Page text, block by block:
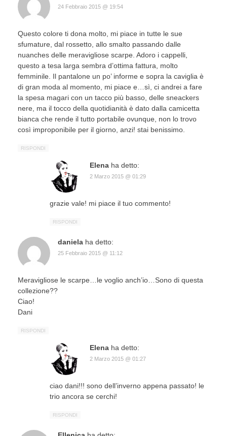
24 Febbraio 2015 @ 19:54
Questo colore ti dona molto, mi piace in tutte le sue
sfumature, dal rossetto, allo smalto passando dalle
nuanches delle meravigliose scarpe. Adoro i cappelli,
questo a tesa larga sembra d’ottima fattura, molto
femminile. Il pantalone un po’ informe e sopra la caviglia è
di gran moda al momento, mi piace e…sì, ci andrei a fare
la spesa magari con un tacco più basso, delle sneackers
nere, ma il tocco della quotidianità è dato dalla camicetta
bianca che rende il tutto portabile ovunque, non lo trovo
così improponibile per il giorno, anzi! stai benissimo.
RISPONDI
Elena ha detto:
2 Marzo 2015 @ 01:29
grazie vale! mi piace il tuo commento!
RISPONDI
daniela ha detto:
25 Febbraio 2015 @ 11:12
Meravigliose le scarpe…le voglio anch’io…Sono di questa
collezione??
Ciao!
Dani
RISPONDI
Elena ha detto:
2 Marzo 2015 @ 01:27
ciao dani!!! sono dell’inverno appena passato! le
trio ancora se cerchi!
RISPONDI